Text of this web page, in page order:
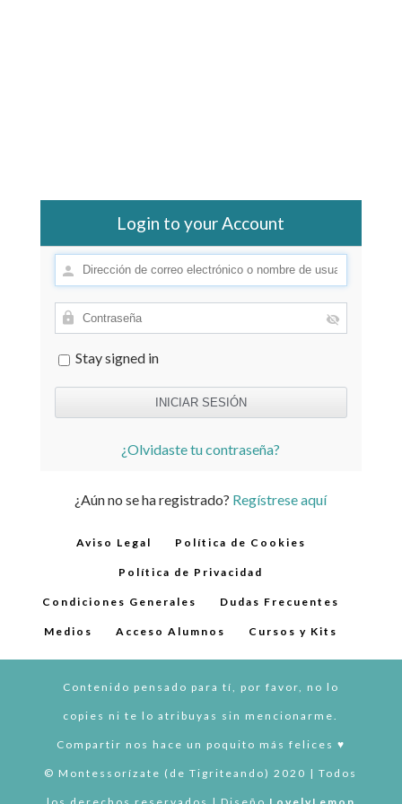
Login to your Account
Stay signed in
¿Olvidaste tu contraseña?
¿Aún no se ha registrado? Regístrese aquí
Aviso Legal Política de Cookies
Política de Privacidad
Condiciones Generales Dudas Frecuentes
Medios Acceso Alumnos Cursos y Kits
Contenido pensado para tí, por favor, no lo
copies ni te lo atribuyas sin mencionarme.
Compartir nos hace un poquito más felices ♥︎
© Montessorízate (de Tigriteando) 2020 | Todos